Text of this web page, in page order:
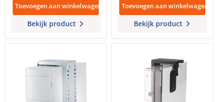
Toevoegen aan winkelwagen
Bekijk product
Toevoegen aan winkelwagen
Bekijk product